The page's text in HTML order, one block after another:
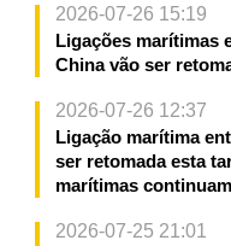
2026-07-26 15:19
Ligações marítimas
China vão ser
2026-07-26 12:37
Ligação marítima
ser retomada esta
marítimas
2026-07-25 21:01